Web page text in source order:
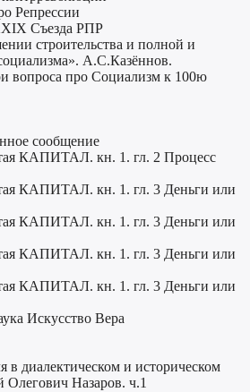
Репрессии
Съезда РПР
строительства и полной и
А.С.Казённов.
про Социализм к 100ю
сообщение
КАПИТАЛ. кн. 1. гл. 2 Процесс
КАПИТАЛ. кн. 1. гл. 3 Деньги или
КАПИТАЛ. кн. 1. гл. 3 Деньги или
КАПИТАЛ. кн. 1. гл. 3 Деньги или
КАПИТАЛ. кн. 1. гл. 3 Деньги или
Искусство Вера
в диалектическом и историческом
Назаров. ч.1